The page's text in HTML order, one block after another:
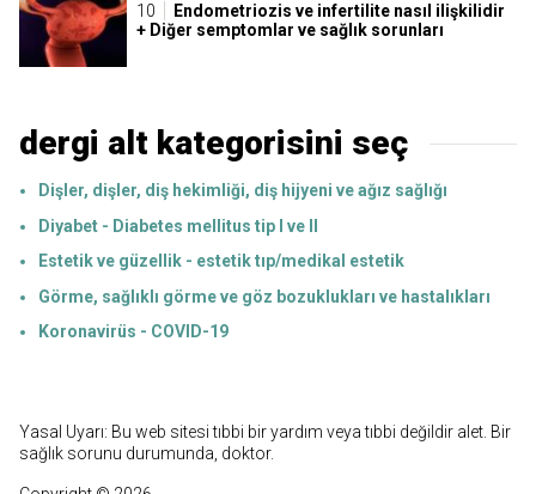
Endometriozis ve infertilite nasıl ilişkilidir
+ Diğer semptomlar ve sağlık sorunları
dergi alt kategorisini seç
Dişler, dişler, diş hekimliği, diş hijyeni ve ağız sağlığı
Diyabet - Diabetes mellitus tip I ve II
Estetik ve güzellik - estetik tıp/medikal estetik
Görme, sağlıklı görme ve göz bozuklukları ve hastalıkları
Koronavirüs - COVID-19
Yasal Uyarı: Bu web sitesi tıbbi bir yardım veya tıbbi değildir alet. Bir
sağlık sorunu durumunda, doktor.